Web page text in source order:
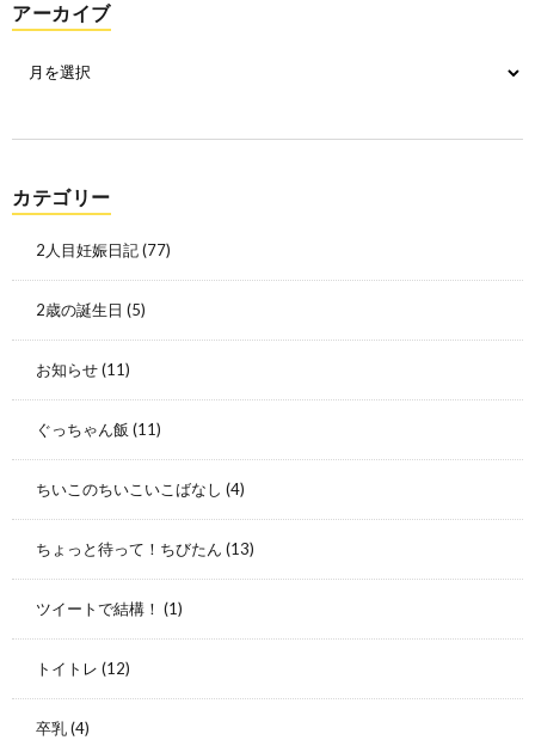
アーカイブ
カテゴリー
2人目妊娠日記(77)
2歳の誕生日 (5)
お知らせ(11)
ぐっちゃん飯 (11)
ちいこのちいこいこばなし (4)
ちょっと待って！ちびたん (13)
ツイートで結構！ (1)
トイトレ (12)
卒乳(4)